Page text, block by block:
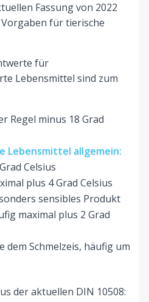
Fassung von 2022
für tierische
für
Lebensmittel sind zum
Regel minus 18 Grad
Lebensmittel allgemein:
Celsius
plus 4 Grad Celsius
sensibles Produkt
maximal plus 2 Grad
dem Schmelzeis, häufig um
der aktuellen DIN 10508: